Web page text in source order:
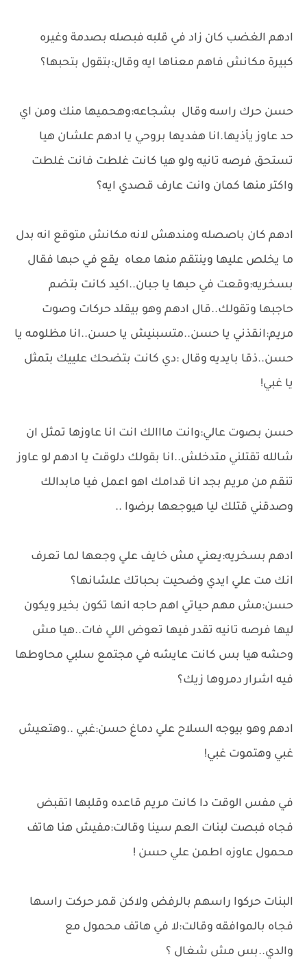
ادهم الغضب كان زاد في قلبه فبصله بصدمة وغيره
كبيرة مكانش فاهم معناها ايه وقال:بتقول بتحبها؟
حسن حرك راسه وقال بشجاعه:وهحميها منك ومن اي
حد عاوز يأذيها.انا هفديها بروحي يا ادهم علشان هيا
تستحق فرصه تانيه ولو هيا كانت غلطت فانت غلطت
واكتر منها كمان وانت عارف قصدي ايه؟
ادهم كان باصصله ومندهش لانه مكانش متوقع انه بدل
ما يخلص عليها وينتقم منها معاه يقع في حبها فقال
بسخريه:وقعت في حبها يا جبان..اكيد كانت بتضم
حاجبها وتقولك..قال ادهم وهو بيقلد حركات وصوت
مريم:انقذني يا حسن..متسبنيش يا حسن..انا مظلومه يا
حسن..ذقا بايديه وقال :دي كانت بتضحك علييك بتمثل
يا غبي!
حسن بصوت عالي:وانت مااالك انت انا عاوزها تمثل ان
شالله تقتلني متدخلش..انا بقولك دلوقت يا ادهم لو عاوز
تنقم من مريم بجد انا قدامك اهو اعمل فيا مابدالك
وصدقني قتلك ليا هيوجعها برضوا ..
ادهم بسخريه:يعني مش خايف علي وجعها لما تعرف
انك مت علي ايدي وضحيت بحباتك علشانها؟
حسن:مش مهم حياتي اهم حاجه انها تكون بخير ويكون
ليها فرصه تانيه تقدر فيها تعوض اللي فات..هيا مش
وحشه هيا بس كانت عايشه في مجتمع سلبي محاوطها
فيه اشرار دمروها زيك؟
ادهم وهو بيوجه السلاح علي دماغ حسن:غبي ..وهتعيش
غبي وهتموت غبي!
في مفس الوقت دا كانت مريم قاعده وقلبها اتقبض
فجاه فبصت لبنات العم سينا وقالت:مفيش هنا هاتف
محمول عاوزه اطمن علي حسن !
البنات حركوا راسهم بالرفض ولاكن قمر حركت راسها
فجاه بالموافقه وقالت:لا في هاتف محمول مع
والدي..بس مش شغال ؟